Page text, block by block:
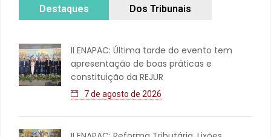
Destaques Dos Tribunais
II ENAPAC: Última tarde do evento tem
apresentação de boas práticas e
constituição da REJUR
7 de agosto de 2026